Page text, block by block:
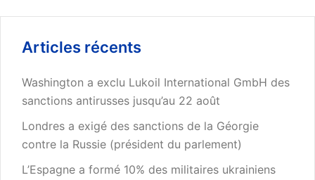
Articles récents
Washington a exclu Lukoil International GmbH des
sanctions antirusses jusqu’au 22 août
Londres a exigé des sanctions de la Géorgie
contre la Russie (président du parlement)
L’Espagne a formé 10% des militaires ukrainiens